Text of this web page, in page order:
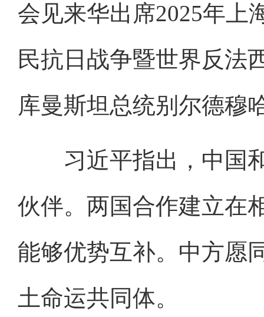
会见来华出席2025年上
民抗日战争暨世界反法
库曼斯坦总统别尔德穆
习近平指出，中国和
伙伴。两国合作建立在
能够优势互补。中方愿
土命运共同体。